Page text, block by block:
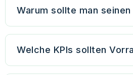
Warum sollte man
Welche KPIs sollten